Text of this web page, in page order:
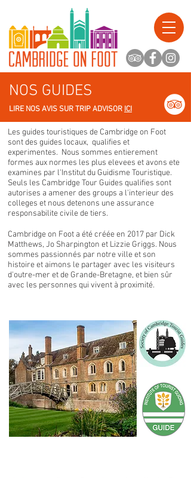
NOS GUIDES
LIRE NOS AVIS SUR TRIP ADVISOR ICI
Les guides touristiques de Cambridge on Foot
sont des guides locaux, qualifies et
experimentes. Nous sommes entierement
formes aux normes les plus elevees et avons ete
examines par l'Institut du Guidisme Touristique.
Seuls les Cambridge Tour Guides qualifies sont
autorises a amener des groups a l'interieur des
colleges et nous detenons une assurance
responsabilite civile de tiers.
Cambridge on Foot a été créée en 2017 par Dick
Matthews, Jo Sharpington et Lizzie Griggs. Nous
sommes passionnés par notre ville et son
histoire et aimons le partager avec les visiteurs
d'outre-mer et de Grande-Bretagne, et bien sûr
avec les personnes qui vivent à proximité.